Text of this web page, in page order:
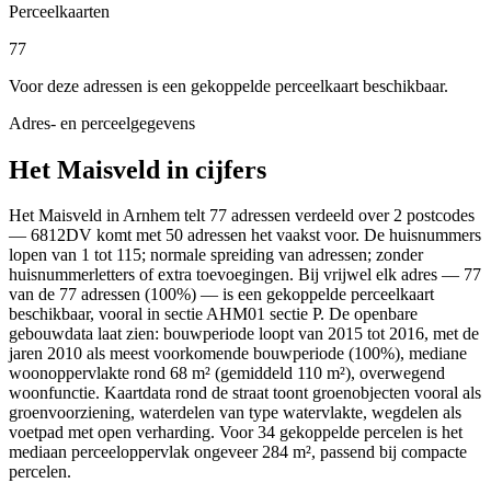
Perceelkaarten
77
Voor deze adressen is een gekoppelde perceelkaart beschikbaar.
Adres- en perceelgegevens
Het Maisveld in cijfers
Het Maisveld in Arnhem telt 77 adressen verdeeld over 2 postcodes
— 6812DV komt met 50 adressen het vaakst voor. De huisnummers
lopen van 1 tot 115; normale spreiding van adressen; zonder
huisnummerletters of extra toevoegingen. Bij vrijwel elk adres — 77
van de 77 adressen (100%) — is een gekoppelde perceelkaart
beschikbaar, vooral in sectie AHM01 sectie P. De openbare
gebouwdata laat zien: bouwperiode loopt van 2015 tot 2016, met de
jaren 2010 als meest voorkomende bouwperiode (100%), mediane
woonoppervlakte rond 68 m² (gemiddeld 110 m²), overwegend
woonfunctie. Kaartdata rond de straat toont groenobjecten vooral als
groenvoorziening, waterdelen van type watervlakte, wegdelen als
voetpad met open verharding. Voor 34 gekoppelde percelen is het
mediaan perceeloppervlak ongeveer 284 m², passend bij compacte
percelen.